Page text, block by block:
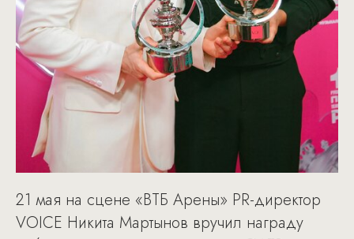
21 мая на сцене «ВТБ Арены» PR-директор
VOICE Никита Мартынов вручил награду